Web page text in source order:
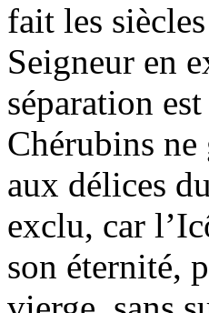
fait les
Seigneur en
séparation
Chérubins
aux délices
exclu, car
son éternité,